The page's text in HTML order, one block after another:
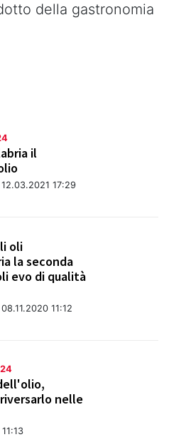
della gastronomia
il
12.03.2021 17:29
oli
la seconda
evo di qualità
08.11.2020 11:12
nelle